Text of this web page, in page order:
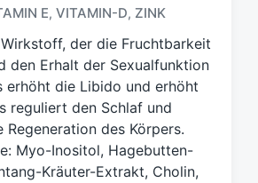
E, VITAMIN-D, ZINK
der die Fruchtbarkeit
den Erhalt der Sexualfunktion
erhöht die Libido und erhöht
reguliert den Schlaf und
des Körpers.
Myo-Inositol, Hagebutten-
Kräuter-Extrakt, Cholin,